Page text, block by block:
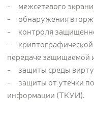
- межсетевого
- обнаружения
- контроля
-
передаче защищаемой
- защиты среды
- защиты от утечки по
информации (ТКУИ).